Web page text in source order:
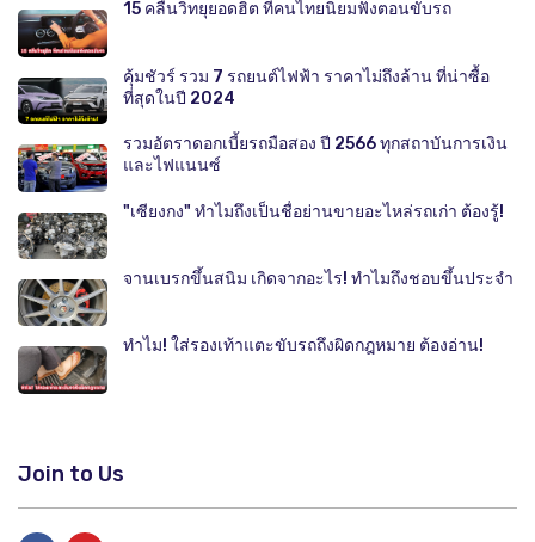
15 คลื่นวิทยุยอดฮิต ที่คนไทยนิยมฟังตอนขับรถ
คุ้มชัวร์ รวม 7 รถยนต์ไฟฟ้า ราคาไม่ถึงล้าน ที่น่าซื้อ
ที่สุดในปี 2024
รวมอัตราดอกเบี้ยรถมือสอง ปี 2566 ทุกสถาบันการเงิน
และไฟแนนซ์
"เซียงกง" ทำไมถึงเป็นชื่อย่านขายอะไหล่รถเก่า ต้องรู้!
จานเบรกขึ้นสนิม เกิดจากอะไร! ทำไมถึงชอบขึ้นประจำ
ทำไม! ใส่รองเท้าแตะขับรถถึงผิดกฎหมาย ต้องอ่าน!
Join to Us